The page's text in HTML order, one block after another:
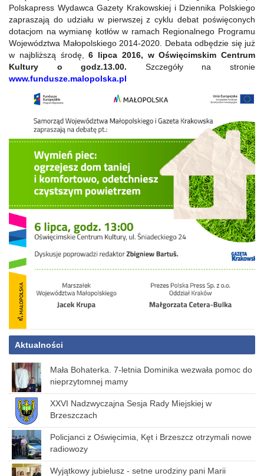
Polskapress Wydawca Gazety Krakowskiej i Dziennika Polskiego
zapraszają do udziału w pierwszej z cyklu debat poświęconych
dotacjom na wymianę kotłów w ramach Regionalnego Programu
Województwa Małopolskiego 2014-2020. Debata odbędzie się już
w najbliższą środę,
6 lipca 2016, w Oświęcimskim Centrum
Kultury o godz.13.00. Szczegóły na stronie
www.fundusze.malopolska.pl
Aktualności
Mała Bohaterka. 7-letnia Dominika wezwała pomoc do
nieprzytomnej mamy
XXVI Nadzwyczajna Sesja Rady Miejskiej w
Brzeszczach
Policjanci z Oświęcimia, Kęt i Brzeszcz otrzymali nowe
radiowozy
Wyjątkowy jubielusz - setne urodziny pani Marii